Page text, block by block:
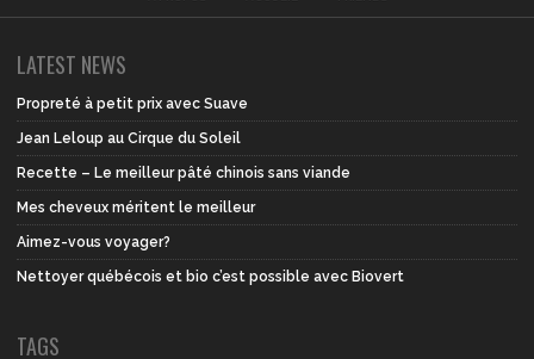
LATEST NEWS
Propreté à petit prix avec Suave
Jean Leloup au Cirque du Soleil
Recette – Le meilleur pâté chinois sans viande
Mes cheveux méritent le meilleur
Aimez-vous voyager?
Nettoyer québécois et bio c’est possible avec Biovert
TAGS